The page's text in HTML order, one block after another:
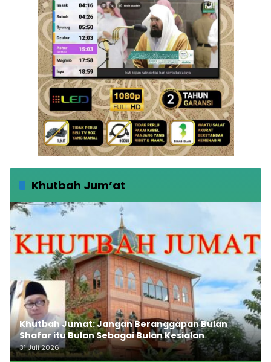
Khutbah Jum’at
Khutbah Jumat: Jangan Beranggapan Bulan
Shafar itu Bulan Sebagai Bulan Kesialan
31 Juli 2026